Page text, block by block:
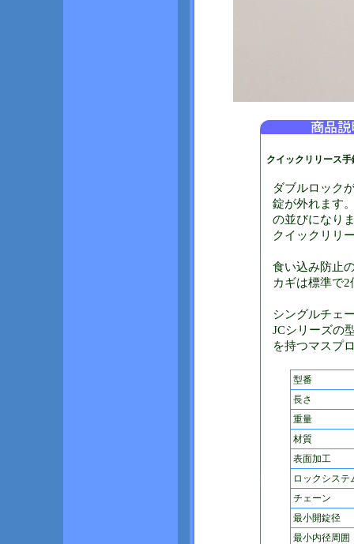
クイックリリース手
ダブルロック
錠が外れます
の並びになり
クイックリリ
食い込み防止
カギは標準で
シングルチェ
JCシリーズの
を持つマスプ
型番
長さ
重量
材質
表面加工
ロックシステ
チェーン
最小開錠径
最小内径周囲